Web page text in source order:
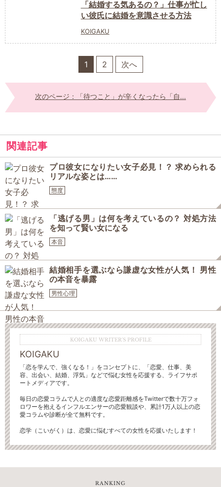
「結婚する気あるの？」仕事が忙し
い彼氏に結婚を意識させる方法
KOIGAKU
1 2 次へ
次のページ：「待つこと」が辛くなったら「自...
関連記事
プロ彼女になりたい女子必見！？ 求められる
リアルな姿とは……
態度
「逃げる男」は何を考えているの？ 対処方法
を知って賢い女になる
本音
結婚相手を選ぶなら謙虚な女性が人気！ 男性
の本音を暴露
男性心理
KOIGAKU WRITER'S PROFILE
KOIGAKU
「恋を学んで、強くなる！」をコンセプトに、「恋愛、仕事、美
容、出会い、結婚、浮気」などで悩む女性を応援する、ライフサポ
ートメディアです。
毎日の恋愛コラムで人との適度な恋愛距離感をTwitterで数十万フォ
ロワーを抱えるインフルエンサーの恋愛観談や、累計1万人以上の恋
愛コラムや診断が全て無料です。
恋学（こいがく）は、恋愛に悩むすべての女性を応援いたします！
RANKING